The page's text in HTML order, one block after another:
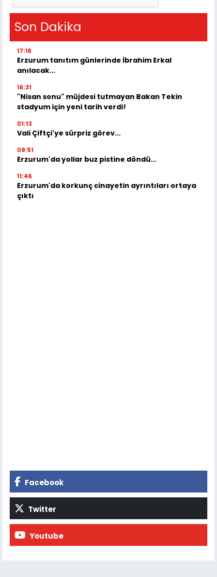
Son Dakika
17:16
Erzurum tanıtım günlerinde İbrahim Erkal
anılacak...
16:31
"Nisan sonu" müjdesi tutmayan Bakan Tekin
stadyum için yeni tarih verdi!
01:13
Vali Çiftçi'ye sürpriz görev...
09:51
Erzurum'da yollar buz pistine döndü...
11:46
Erzurum'da korkunç cinayetin ayrıntıları ortaya
çıktı
Facebook
Twitter
Youtube